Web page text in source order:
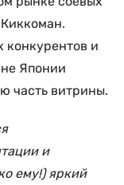
конкурентов и
Японии
часть витрины.
и
ему!) яркий